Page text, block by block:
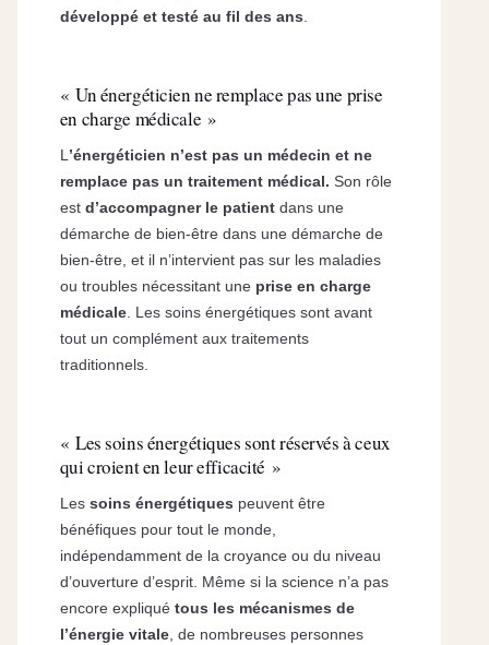
développé et testé au fil des ans
« Un énergéticien ne remplace pas une prise
en charge médicale »
L ’énergéticien n’est pas un médecin et ne
remplace pas un traitement médical. Son rôle
est d’accompagner le patient dans une
démarche de bien-être dans une démarche de
bien-être, et il n’intervient pas sur les maladies
ou troubles nécessitant une prise en charge
médicale. Les soins énergétiques sont avant
tout un complément aux traitements
traditionnels.
« Les soins énergétiques sont réservés à ceux
qui croient en leur efficacité »
Les soins énergétiques peuvent être
bénéfiques pour tout le monde,
indépendamment de la croyance ou du niveau
d’ouverture d’esprit. Même si la science n’a pas
encore expliqué tous les mécanismes de
l’énergie vitale, de nombreuses personnes